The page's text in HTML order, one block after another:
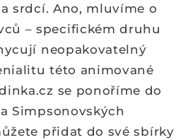
srdcí. Ano, mluvíme o
– specifickém druhu
neopakovatelný
této animované
se ponoříme do
Simpsonovských
přidat do své sbírky